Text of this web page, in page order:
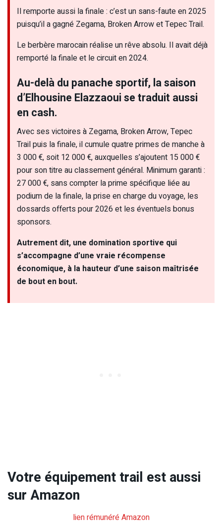
Il remporte aussi la finale : c’est un sans-faute en 2025
puisqu’il a gagné Zegama, Broken Arrow et Tepec Trail.
Le berbère marocain réalise un rêve absolu. Il avait déjà
remporté la finale et le circuit en 2024.
Au-delà du panache sportif, la saison
d’Elhousine Elazzaoui se traduit aussi
en cash.
Avec ses victoires à Zegama, Broken Arrow, Tepec
Trail puis la finale, il cumule quatre primes de manche à
3 000 €, soit 12 000 €, auxquelles s’ajoutent 15 000 €
pour son titre au classement général. Minimum garanti :
27 000 €, sans compter la prime spécifique liée au
podium de la finale, la prise en charge du voyage, les
dossards offerts pour 2026 et les éventuels bonus
sponsors.
Autrement dit, une domination sportive qui
s’accompagne d’une vraie récompense
économique, à la hauteur d’une saison maîtrisée
de bout en bout.
Votre équipement trail est aussi
sur Amazon
lien rémunéré Amazon